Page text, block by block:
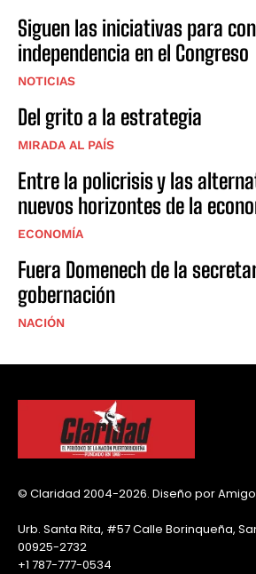
Siguen las iniciativas para
independencia en el Congreso
NOTICIAS
Del grito a la estrategia
MIRADA AL PAÍS
Entre la policrisis y las
nuevos horizontes de la
ECONOMÍA
Fuera Domenech de la
gobernación
NACIÓN
© Claridad 2004-2026. Diseño por
Urb. Santa Rita, #57 Calle Borinqueña,
00925-2732
+1 787-777-0534